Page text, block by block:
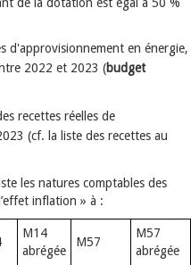
d'approvisionnement en énergie,
2022 et 2023 (budget
recettes réelles de
(cf. la liste des recettes au
les natures comptables des
inflation » à :
M14
abrégée
M57
M57
abrégée